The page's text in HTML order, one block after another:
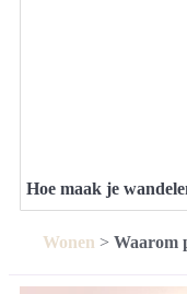
Hoe maak je
Wonen > Waarom